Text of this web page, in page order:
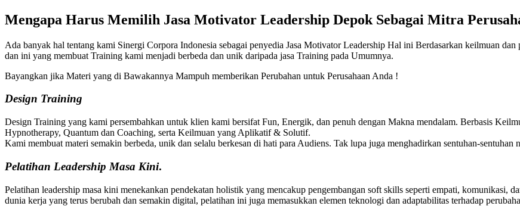
Mengapa Harus Memilih Jasa Motivator Leadership Depok Sebagai Mitra
Ada banyak hal tentang kami Sinergi Corpora Indonesia sebagai penyedia Jasa Motivator Leadership Hal ini Berdasarkan keilmuan
dan ini yang membuat Training kami menjadi berbeda dan unik daripada jasa Training pada Umumnya.
Bayangkan jika Materi yang di Bawakannya Mampuh memberikan Perubahan untuk Perusahaan Anda !
Design Training
Design Training yang kami persembahkan untuk klien kami bersifat Fun, Energik, dan penuh dengan Makna mendalam. Berbasis
Hypnotherapy, Quantum dan Coaching, serta Keilmuan yang Aplikatif & Solutif.
Kami membuat materi semakin berbeda, unik dan selalu berkesan di hati para Audiens. Tak lupa juga menghadirkan sentuhan-
Pelatihan Leadership Masa Kini.
Pelatihan leadership masa kini menekankan pendekatan holistik yang mencakup pengembangan soft skills seperti empati, komunikasi,
dunia kerja yang terus berubah dan semakin digital, pelatihan ini juga memasukkan elemen teknologi dan adaptabilitas terhadap